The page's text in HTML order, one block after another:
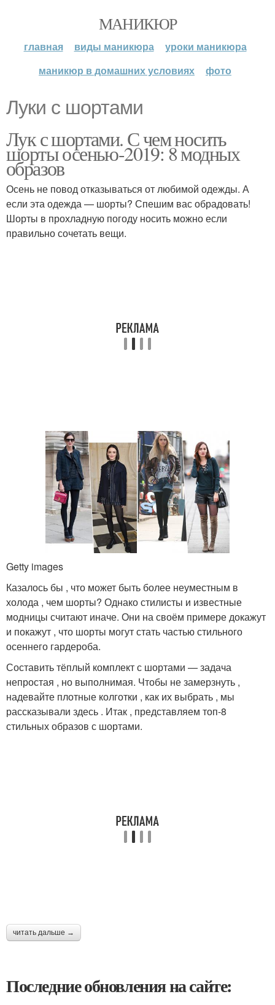
МАНИКЮР
главная виды маникюра
уроки маникюра
маникюр в домашних условиях
фото
Луки с шортами
Лук с шортами. С чем носить
шорты осенью-2019: 8 модных
образов
Осень не повод отказываться от любимой одежды. А
если эта одежда — шорты? Спешим вас обрадовать!
Шорты в прохладную погоду носить можно если
правильно сочетать вещи.
Getty images
Казалось бы , что может быть более неуместным в
холода , чем шорты? Однако стилисты и известные
модницы считают иначе. Они на своём примере докажут
и покажут , что шорты могут стать частью стильного
осеннего гардероба.
Составить тёплый комплект с шортами — задача
непростая , но выполнимая. Чтобы не замерзнуть ,
надевайте плотные колготки , как их выбрать , мы
рассказывали здесь . Итак , представляем топ-8
стильных образов с шортами.
читать дальше →
Последние обновления на сайте: